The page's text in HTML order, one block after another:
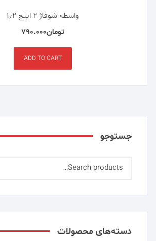
واسطه شوفاژ ۲ اینچ ۱٫۲
تومان۷۹۰.۰۰۰
ADD TO CART
جستوجو
دسته‌های محصولات